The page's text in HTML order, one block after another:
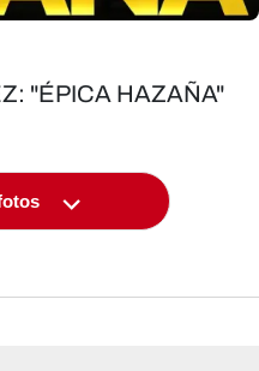
"ÉPICA HAZAÑA"